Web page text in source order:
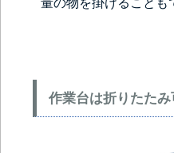
作業台は折りたた